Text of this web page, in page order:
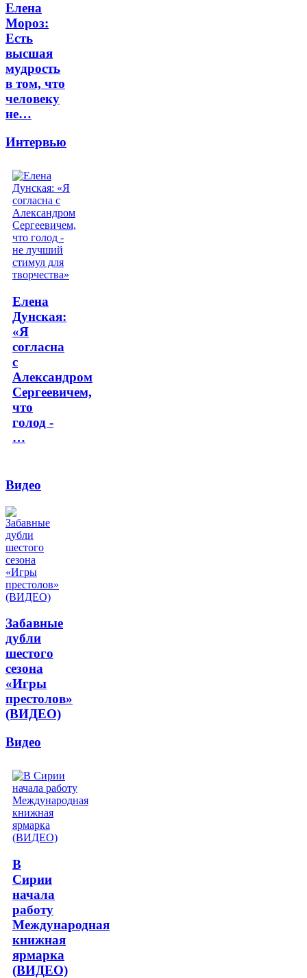
Елена
Мороз:
Есть
высшая
мудрость
в том, что
человеку
не…
Интервью
Елена
Дунская:
«Я
согласна
с
Александром
Сергеевичем,
что
голод -
…
Видео
Забавные
дубли
шестого
сезона
«Игры
престолов»
(ВИДЕО)
Видео
В
Сирии
начала
работу
Международная
книжная
ярмарка
(ВИДЕО)